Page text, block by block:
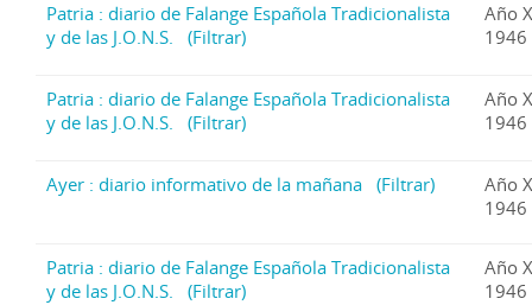
Patria : diario de Falange Española Tradicionalista
y de las J.O.N.S.
(Filtrar)
Año
Patria : diario de Falange Española Tradicionalista
y de las J.O.N.S.
(Filtrar)
Año
Ayer : diario informativo de la mañana (Filtrar)
Año
Patria : diario de Falange Española Tradicionalista
y de las J.O.N.S.
(Filtrar)
Año